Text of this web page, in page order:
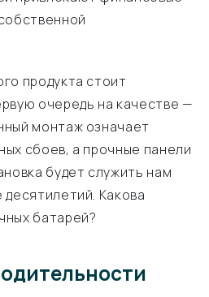
продукта стоит
очередь на качестве —
монтаж означает
сбоев, а прочные панели
будет служить нам
Какова
батарей?